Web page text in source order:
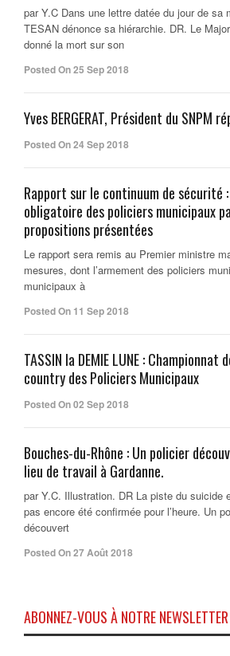
par Y.C Dans une lettre datée du jour de sa
TESAN dénonce sa hiérarchie. DR. Le
donné la mort sur son
Posted On 25 Sep 2018
Yves BERGERAT, Président du SNPM
Posted On 24 Sep 2018
Rapport sur le continuum de sécurité
obligatoire des policiers municipaux
propositions présentées
Le rapport sera remis au Premier ministre
mesures, dont l’armement des policiers
municipaux à
Posted On 11 Sep 2018
TASSIN la DEMIE LUNE : Championnat
country des Policiers Municipaux
Posted On 02 Sep 2018
Bouches-du-Rhône : Un policier
lieu de travail à Gardanne.
par Y.C. Illustration. DR La piste du suicide
pas encore été confirmée pour l’heure. Un
découvert
Posted On 27 Août 2018
ABONNEZ-VOUS À NOTRE NEWSLETTER